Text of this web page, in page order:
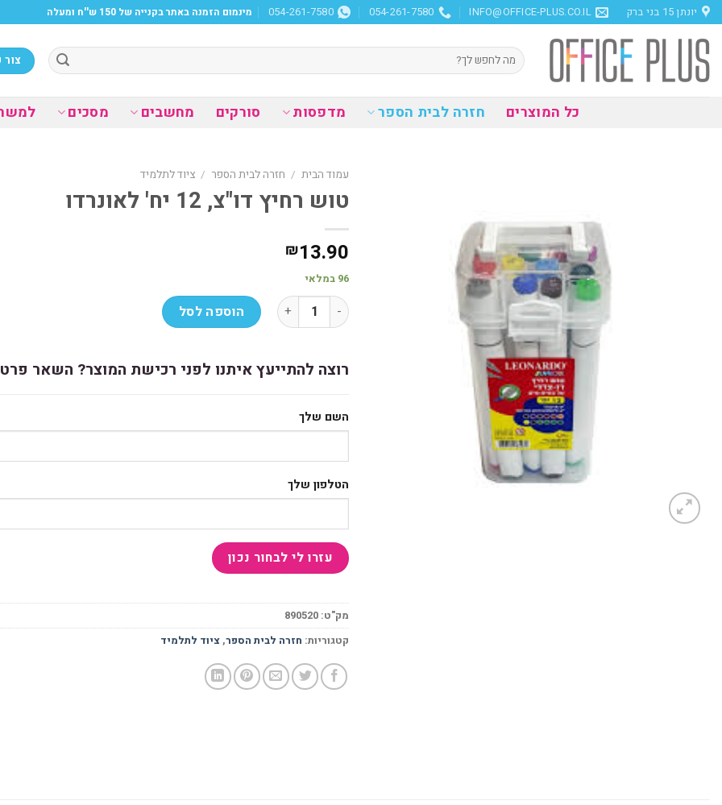
Skip
to
content
יונתן 15 בני ברק INFO@OFFICE-PLUS.CO.IL
054-261-7580
054-261-7580 מינמום הזמנה באתר בקנייה של 150 ש''ח ומעלה
חיפוש
עבור:
כל המוצרים חזרה לבית הספר מדפסות סורקים מחשבים מסכים
עמוד הבית / חזרה לבית הספר / ציוד לתלמיד
טוש רחיץ דו"צ, 12 יח' לאונרדו
₪13.90
96 במלאי
כמות של טוש רחיץ דו"צ, 12 יח' לאונרדוהוספה לסל
רוצה להתייעץ איתנו לפני רכישת המוצר? השאר
השם שלך
הטלפון שלך
מק"ט: 890520
קטגוריות: חזרה לבית הספר,ציוד לתלמיד